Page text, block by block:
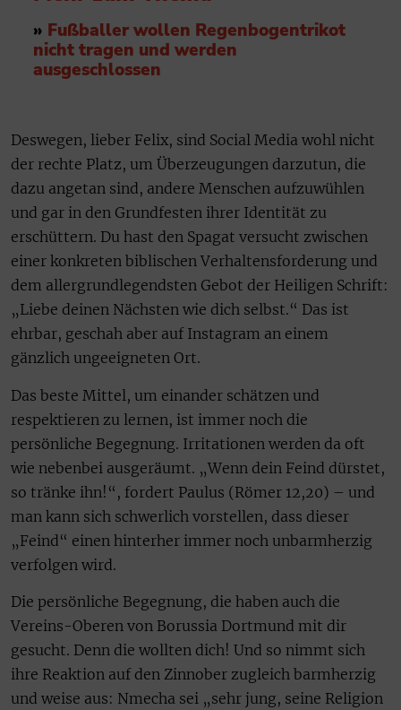
» Fußballer wollen Regenbogentrikot
nicht tragen und werden
ausgeschlossen
Deswegen, lieber Felix, sind Social Media wohl nicht
der rechte Platz, um Überzeugungen darzutun, die
dazu angetan sind, andere Menschen aufzuwühlen
und gar in den Grundfesten ihrer Identität zu
erschüttern. Du hast den Spagat versucht zwischen
einer konkreten biblischen Verhaltensforderung und
dem allergrundlegendsten Gebot der Heiligen Schrift:
„Liebe deinen Nächsten wie dich selbst.“ Das ist
ehrbar, geschah aber auf Instagram an einem
gänzlich ungeeigneten Ort.
Das beste Mittel, um einander schätzen und
respektieren zu lernen, ist immer noch die
persönliche Begegnung. Irritationen werden da oft
wie nebenbei ausgeräumt. „Wenn dein Feind dürstet,
so tränke ihn!“, fordert Paulus (Römer 12,20) – und
man kann sich schwerlich vorstellen, dass dieser
„Feind“ einen hinterher immer noch unbarmherzig
verfolgen wird.
Die persönliche Begegnung, die haben auch die
Vereins-Oberen von Borussia Dortmund mit dir
gesucht. Denn die wollten dich! Und so nimmt sich
ihre Reaktion auf den Zinnober zugleich barmherzig
und weise aus: Nmecha sei „sehr jung, seine Religion